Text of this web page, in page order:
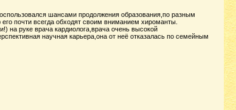
шансами продолжения образования,по разным
почти всегда обходят своим вниманием хироманты.
на руке врача кардиолога,врача очень высокой
научная карьера,она от неё отказалась по семейным